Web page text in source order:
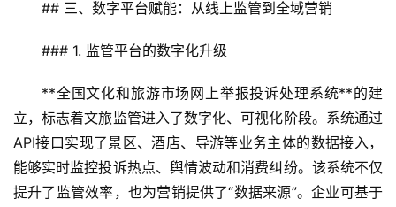
## 三、数字平台赋能：从线上监管到全域营销
### 1. 监管平台的数字化升级
**全国文化和旅游市场网上举报投诉处理系统**的建
立，标志着文旅监管进入了数字化、可视化阶段。系统通过
API接口实现了景区、酒店、导游等业务主体的数据接入，
能够实时监控投诉热点、舆情波动和消费纠纷。该系统不仅
提升了监管效率，也为营销提供了“数据来源”。企业可基于